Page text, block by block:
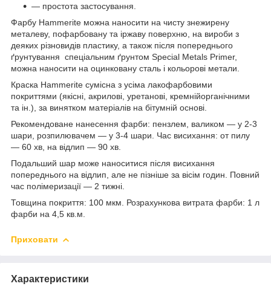
— простота застосування.
Фарбу Hammerite можна наносити на чисту знежирену
металеву, пофарбовану та іржаву поверхню, на вироби з
деяких різновидів пластику, а також після попереднього
ґрунтування спеціальним ґрунтом Special Metals Primer,
можна наносити на оцинковану сталь і кольорові метали.
Краска Hammerite сумісна з усіма лакофарбовими
покриттями (якісні, акрилові, уретанові, кремнійорганічними
та ін.), за винятком матеріалів на бітумній основі.
Рекомендоване нанесення фарби: пензлем, валиком — у 2-3
шари, розпилювачем — у 3-4 шари. Час висихання: oт пилу
— 60 хв, на відлип — 90 хв.
Подальший шар може наноситися після висихання
попереднього на відлип, але не пізніше за вісім годин. Повний
час полімеризації — 2 тижні.
Товщина покриття: 100 мкм. Розрахункова витрата фарби: 1 л
фарби на 4,5 кв.м.
Приховати
Характеристики